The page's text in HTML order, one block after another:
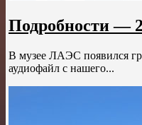
Подробности —
В музее ЛАЭС появился
аудиофайл с нашего...